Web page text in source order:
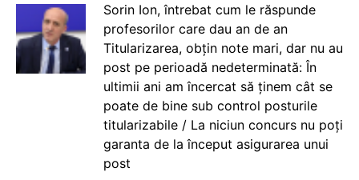
Sorin Ion, întrebat cum le răspunde
profesorilor care dau an de an
Titularizarea, obțin note mari, dar nu au
post pe perioadă nedeterminată: În
ultimii ani am încercat să ținem cât se
poate de bine sub control posturile
titularizabile / La niciun concurs nu poți
garanta de la început asigurarea unui
post